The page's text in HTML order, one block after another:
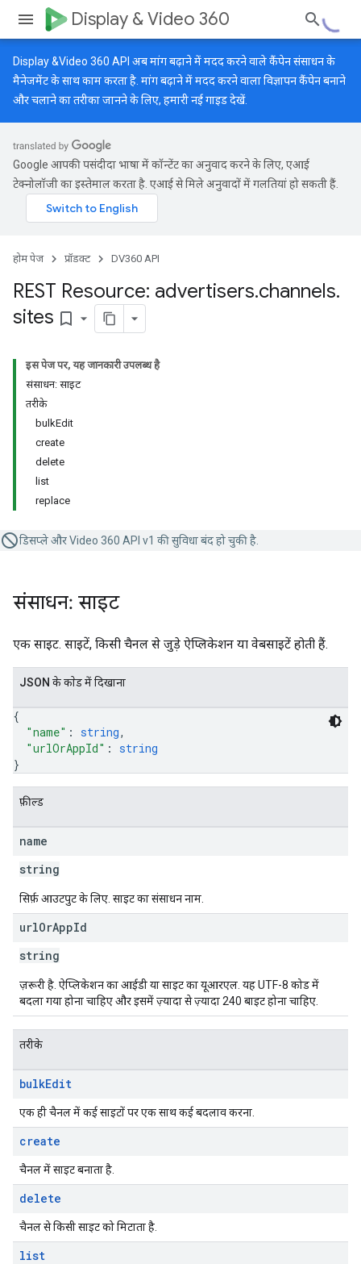
Display & Video 360
Display &Video 360 API अब मांग बढ़ाने में मदद करने वाले कैंपेन संसाधन के
मैनेजमेंट के साथ काम करता है. मांग बढ़ाने में मदद करने वाला विज्ञापन कैंपेन बनाने
और चलाने का तरीका जानने के लिए, हमारीनई गाइडदेखें.
Google आपकी पसंदीदा भाषा में कॉन्टेंट का अनुवाद करने के लिए, एआई
टेक्नोलॉजी का इस्तेमाल करता है. एआई से मिले अनुवादों में गलतियां हो सकती हैं.
होम पेज प्रॉडक्ट DV360 API
REST Resource: advertisers.channels.
sites bookmark_border
इस पेज पर, यह जानकारी उपलब्ध है
संसाधन: साइट
तरीके
bulkEdit
create
delete
list
replace
डिसप्ले और Video 360 API v1 की सुविधा बंद हो चुकी है.
संसाधन: साइट
एक साइट. साइटें, किसी चैनल से जुड़े ऐप्लिकेशन या वेबसाइटें होती हैं.
JSON के काेड में दिखाना
{
"name" : string,
"urlOrAppId" : string
}
फ़ील्ड
name
string
सिर्फ़ आउटपुट के लिए. साइट का संसाधन नाम.
urlOrAppId
string
ज़रूरी है. ऐप्लिकेशन का आईडी या साइट का यूआरएल. यह UTF-8 कोड में
बदला गया होना चाहिए और इसमें ज़्यादा से ज़्यादा 240 बाइट होना चाहिए.
तरीके
bulkEdit
एक ही चैनल में कई साइटों पर एक साथ कई बदलाव करना.
create
चैनल में साइट बनाता है.
delete
चैनल से किसी साइट को मिटाता है.
list